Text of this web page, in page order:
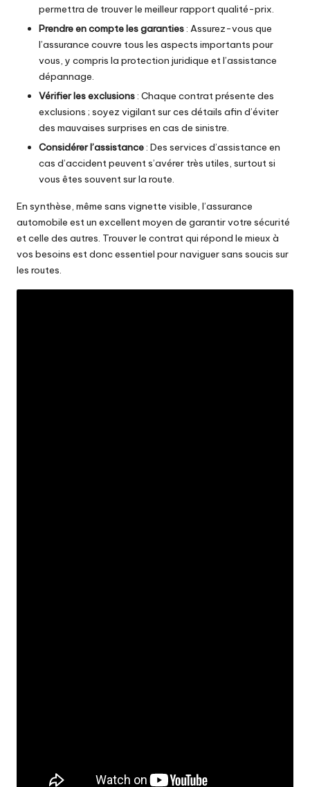
permettra de trouver le meilleur rapport qualité-prix.
Prendre en compte les garanties: Assurez-vous que
l’assurance couvre tous les aspects importants pour
vous, y compris la protection juridique et l’assistance
dépannage.
Vérifier les exclusions: Chaque contrat présente des
exclusions ; soyez vigilant sur ces détails afin d’éviter
des mauvaises surprises en cas de sinistre.
Considérer l’assistance: Des services d’assistance en
cas d’accident peuvent s’avérer très utiles, surtout si
vous êtes souvent sur la route.
En synthèse, même sans vignette visible, l’assurance
automobile est un excellent moyen de garantir votre sécurité
et celle des autres. Trouver le contrat qui répond le mieux à
vos besoins est donc essentiel pour naviguer sans soucis sur
les routes.